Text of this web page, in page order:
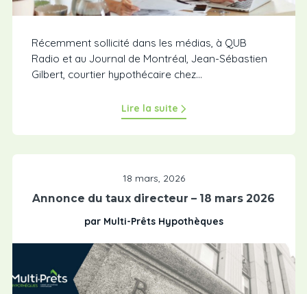
Récemment sollicité dans les médias, à QUB
Radio et au Journal de Montréal, Jean-Sébastien
Gilbert, courtier hypothécaire chez...
Lire la suite
18 mars, 2026
Annonce du taux directeur – 18 mars 2026
par Multi-Prêts Hypothèques